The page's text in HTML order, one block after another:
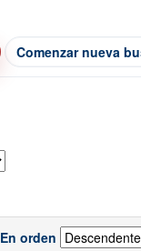
Comenzar nueva
En orden